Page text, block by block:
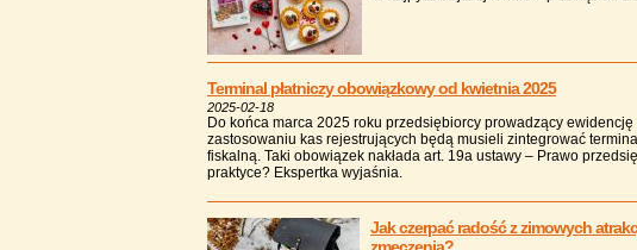
Terminal płatniczy obowiązkowy od kwietnia 2025
2025-02-18
Do końca marca 2025 roku przedsiębiorcy prowadzący
zastosowaniu kas rejestrujących będą musieli zintegrować
fiskalną. Taki obowiązek nakłada art. 19a ustawy – Prawo
praktyce? Ekspertka wyjaśnia.
Jak czerpać radość z zimowych